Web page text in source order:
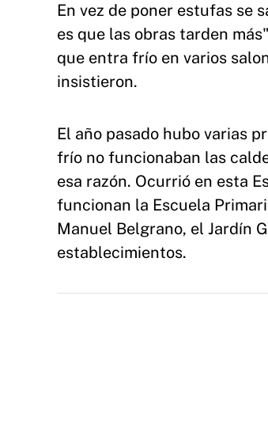
En vez de poner estufas se
es que las obras tarden
que entra frío en varios
insistieron.
El año pasado hubo varias
frío no funcionaban las
esa razón. Ocurrió en esta
funcionan la Escuela
Manuel Belgrano, el Jardín
establecimientos.